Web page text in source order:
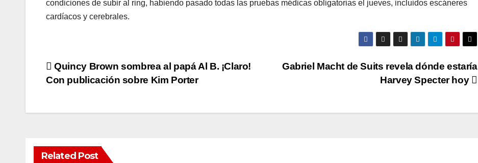
condiciones de subir al ring, habiendo pasado todas las pruebas médicas obligatorias el jueves, incluidos escáneres
cardíacos y cerebrales.
Post
navigation
Gabriel Macht de Suits revela dónde estaría
Harvey Specter hoy
Quincy Brown sombrea al papá Al B. ¡Claro!
Con publicación sobre Kim Porter
Related Post